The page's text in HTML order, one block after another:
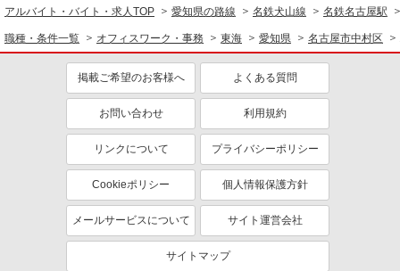
アルバイト・バイト・求人TOP 愛知県の路線 名鉄犬山線 名鉄名古屋駅
職種・条件一覧 オフィスワーク・事務 東海 愛知県 名古屋市中村区
掲載ご希望のお客様へ よくある質問
お問い合わせ 利用規約
リンクについて プライバシーポリシー
Cookieポリシー 個人情報保護方針
メールサービスについて サイト運営会社
サイトマップ